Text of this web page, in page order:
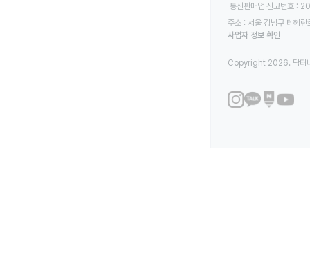
통신판매업 신고번호
주소 : 서울 강남구 테헤
사업자 정보 확인
Copyright 2026. 닥터